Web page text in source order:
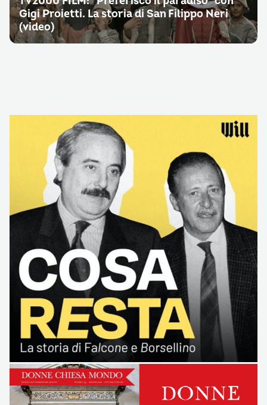
Gigi Proietti. La storia di San Filippo Neri
(video)